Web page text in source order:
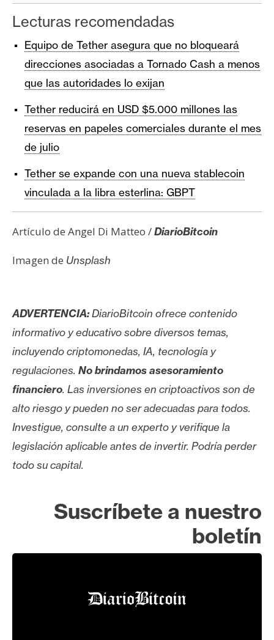
Lecturas recomendadas
Equipo de Tether asegura que no bloqueará
direcciones asociadas a Tornado Cash a menos
que las autoridades lo exijan
Tether reducirá en USD $5.000 millones las
reservas en papeles comerciales durante el mes
de julio
Tether se expande con una nueva stablecoin
vinculada a la libra esterlina: GBPT
Artículo de Angel Di Matteo /DiarioBitcoin
Imagen de Unsplash
ADVERTENCIA:DiarioBitcoin ofrece contenido
informativo y educativo sobre diversos temas,
incluyendo criptomonedas, IA, tecnología y
regulaciones. No brindamos asesoramiento
financiero. Las inversiones en criptoactivos son de
alto riesgo y pueden no ser adecuadas para todos.
Investigue, consulte a un experto y verifique la
legislación aplicable antes de invertir. Podría perder
todo su capital.
Suscríbete a nuestro
boletín